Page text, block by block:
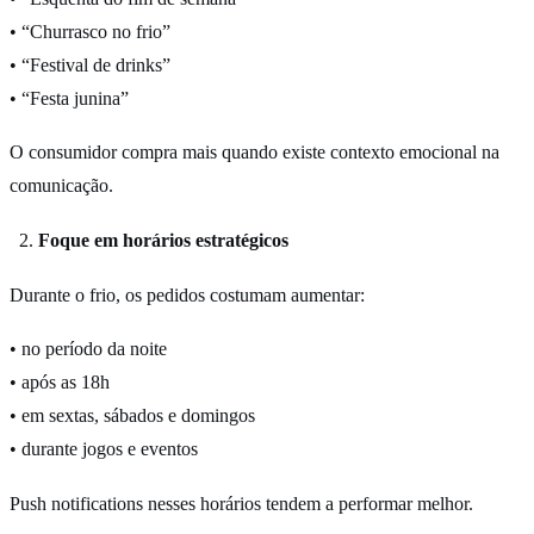
• “Churrasco no frio”
• “Festival de drinks”
• “Festa junina”
O consumidor compra mais quando existe contexto emocional na
comunicação.
Foque em horários estratégicos
Durante o frio, os pedidos costumam aumentar:
• no período da noite
• após as 18h
• em sextas, sábados e domingos
• durante jogos e eventos
Push notifications nesses horários tendem a performar melhor.